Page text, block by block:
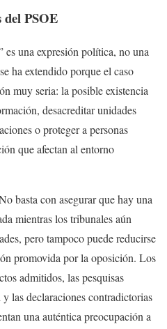
del PSOE
es una expresión política, no una
ha extendido porque el caso
muy seria: la posible existencia
desacreditar unidades
o proteger a personas
que afectan al entorno
basta con asegurar que hay una
mientras los tribunales aún
pero tampoco puede reducirse
promovida por la oposición. Los
admitidos, las pesquisas
las declaraciones contradictorias
una auténtica preocupación a